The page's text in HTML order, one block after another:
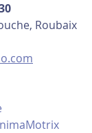
Roubaix